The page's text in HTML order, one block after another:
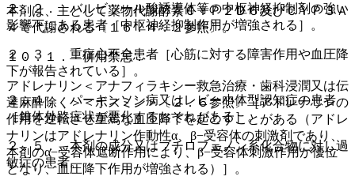
本剤は、主として薬物代謝酵素ＣＹＰ２Ｄ６及びＣＹＰ３Ａ
４で代謝される〔１６．４．２参照〕。
１０．１． 併用禁忌：
アドレナリン＜アナフィラキシー救急治療・歯科浸潤又は伝
達麻酔除く＞＜ボスミン＞〔２．６参照〕［アドレナリンの
作用を逆転させ重篤な血圧降下を起こすことがある（アドレ
ナリンはアドレナリン作動性α、β−受容体の刺激剤であり、
本剤のα−受容体遮断作用により、β−受容体刺激作用が優位
となり、血圧降下作用が増強される）］。
２．２． バルビツール酸誘導体等の中枢神経抑制剤の強い
影響下にある患者［中枢神経抑制作用が増強される］。
２．３． 重症心不全患者［心筋に対する障害作用や血圧降
下が報告されている］。
２．４． パーキンソン病又はレビー小体型認知症の患者
［錐体外路症状が悪化するおそれがある］。
２．５． 本剤の成分又はブチロフェノン系化合物に対し過
敏症の患者。